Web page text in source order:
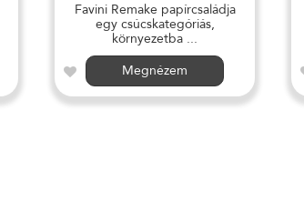
Favini Remake papírcsaládja
egy csúcskategóriás,
környezetba ...
Megnézem